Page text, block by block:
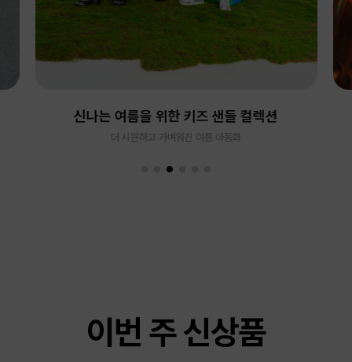
신나는 여름을 위한 키즈 샌들 컬렉션
더 시원하고 가벼워진 여름 아동화
이번 주 신상품